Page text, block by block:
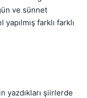
ve sünnet
farklı farklı
yazdıkları şiirlerde